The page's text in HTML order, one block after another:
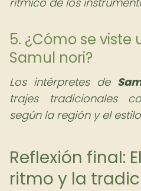
5. ¿Cómo se viste
Samul nori?
Los intérpretes de
trajes tradicionales
según la región y el
Reflexión final:
ritmo y la